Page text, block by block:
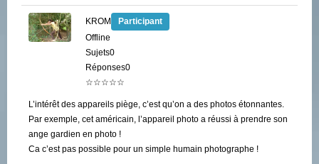
KROM
Participant
Offline
Sujets0
Réponses0
☆☆☆☆☆
L’intérêt des appareils piège, c’est qu’on a des photos étonnantes.
Par exemple, cet américain, l’appareil photo a réussi à prendre son
ange gardien en photo !
Ca c’est pas possible pour un simple humain photographe !